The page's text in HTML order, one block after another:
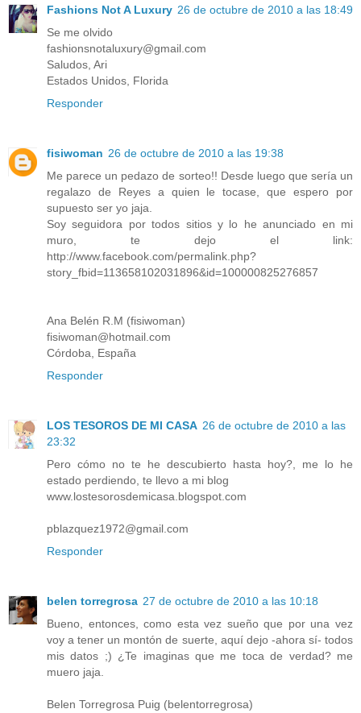
Fashions Not A Luxury 26 de octubre de 2010 a las 18:49
Se me olvido
fashionsnotaluxury@gmail.com
Saludos, Ari
Estados Unidos, Florida
Responder
fisiwoman 26 de octubre de 2010 a las 19:38
Me parece un pedazo de sorteo!! Desde luego que sería un
regalazo de Reyes a quien le tocase, que espero por
supuesto ser yo jaja.
Soy seguidora por todos sitios y lo he anunciado en mi
muro, te dejo el link:
http://www.facebook.com/permalink.php?
story_fbid=113658102031896&id=100000825276857
Ana Belén R.M (fisiwoman)
fisiwoman@hotmail.com
Córdoba, España
Responder
LOS TESOROS DE MI CASA 26 de octubre de 2010 a las
23:32
Pero cómo no te he descubierto hasta hoy?, me lo he
estado perdiendo, te llevo a mi blog
www.lostesorosdemicasa.blogspot.com
pblazquez1972@gmail.com
Responder
belen torregrosa 27 de octubre de 2010 a las 10:18
Bueno, entonces, como esta vez sueño que por una vez
voy a tener un montón de suerte, aquí dejo -ahora sí- todos
mis datos ;) ¿Te imaginas que me toca de verdad? me
muero jaja.
Belen Torregrosa Puig (belentorregrosa)